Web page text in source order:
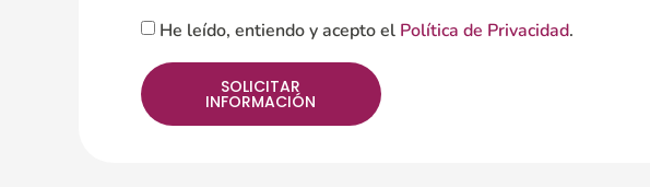
He leído, entiendo y acepto el Política de Privacidad.
SOLICITAR
INFORMACIÓN